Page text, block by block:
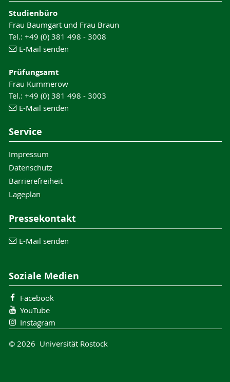
Studienbüro
Frau Baumgart und Frau Braun
Tel.: +49 (0) 381 498 - 3008
E-Mail senden
Prüfungsamt
Frau Kummerow
Tel.: +49 (0) 381 498 - 3003
E-Mail senden
Service
Impressum
Datenschutz
Barrierefreiheit
Lageplan
Pressekontakt
E-Mail senden
Soziale Medien
Facebook
YouTube
Instagram
© 2026 Universität Rostock